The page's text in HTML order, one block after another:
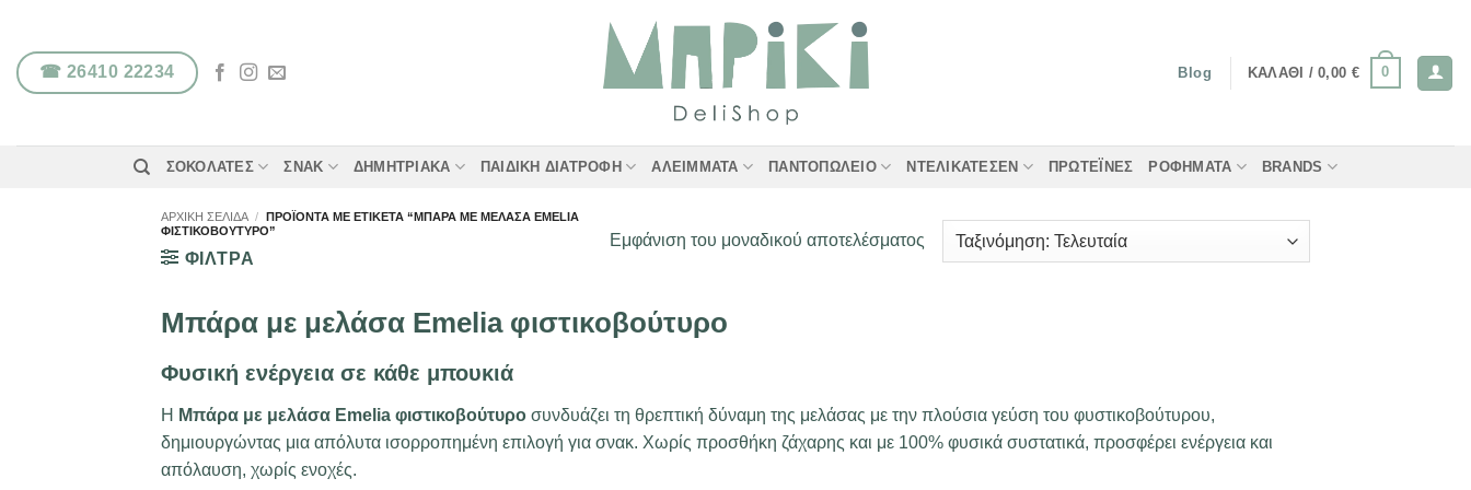
περιεχόμενο
☎ 26410 22234 Blog ΚΑΛΆΘΙ /0,00 € 0
ΣΟΚΟΛΆΤΕΣ ΣΝΑΚ ΔΗΜΗΤΡΙΑΚΆ ΠΑΙΔΙΚΉ ΔΙΑΤΡΟΦΉ ΑΛΕΊΜΜΑΤΑ ΠΑΝΤΟΠΩΛΕΊΟ ΝΤΕΛΙΚΑΤΈΣΕΝ ΠΡΩΤΕΪ́ΝΕΣ ΡΟΦΉΜΑΤΑ BRANDS
ΑΡΧΙΚΉ ΣΕΛΊΔΑ / ΠΡΟΪΌΝΤΑ ΜΕ ΕΤΙΚΈΤΑ “MΠΆΡΑ ΜΕ ΜΕΛΆΣΑ EMELIA
ΦΙΣΤΙΚΟΒΟΎΤΥΡΟ”
ΦΙΛΤΡΑ
Εμφάνιση του μοναδικού αποτελέσματος
Mπάρα με μελάσα Emelia φιστικοβούτυρο
Φυσική ενέργεια σε κάθε μπουκιά
Η Μπάρα με μελάσα Emelia φιστικοβούτυρο συνδυάζει τη θρεπτική δύναμη της μελάσας με την πλούσια γεύση του φυστικοβούτυρου,
δημιουργώντας μια απόλυτα ισορροπημένη επιλογή για σνακ. Χωρίς προσθήκη ζάχαρης και με 100% φυσικά συστατικά, προσφέρει ενέργεια και
απόλαυση, χωρίς ενοχές.